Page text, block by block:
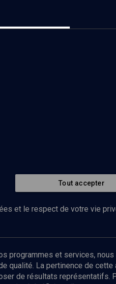
vous à notre
Tout accepter
et le respect de votre vie
programmes et services,
qualité. La pertinence de
de résultats représentatifs.